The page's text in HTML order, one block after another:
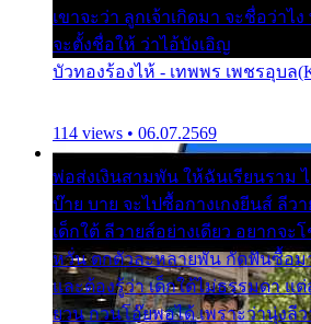
เขาจะว่า ลูกเจ้าเกิดมา จะชื่อว่าไ
จะตั้งชื่อให้ ว่าไอ้บังเอิญ
บัวทองร้องไห้ - เทพพร เพชรอุบล
114 views • 06.07.2569
พ่อส่งเงินสามพัน ให้ฉันเรียนราม
บ๊าย บาย จะไปซื้อกางเกงยีนส์ ลีวา
เด็กใต้ ลีวายส์อย่างเดียว อยากจะ
หวั่น ตกตัวละหลายพัน กัดฟันซื้อม
และต้องรู้ว่า เด็กใต้ไม่ธรรมดา แต่
ยวน กวนโอ๊ยพอได้ เพราะว่านุ่งลี